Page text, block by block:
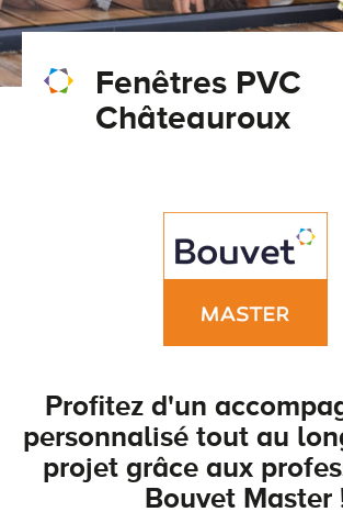
Fenêtres PVC
Châteauroux
Profitez d'un
personnalisé tout au
projet grâce aux
Bouvet Master
Conseils pour choisir
Demander un devis
Tous nos accessoires volets roulants
Tous nos accessoires volets battants
Classique
Accessoires
Télécharger le catalogue